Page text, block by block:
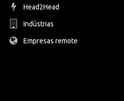
Head2Head
Indústrias
Empresas remote